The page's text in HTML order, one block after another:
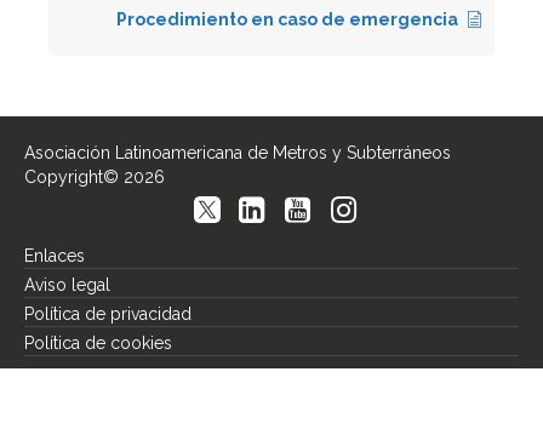
Procedimiento en caso de emergencia
Asociación Latinoamericana de Metros y Subterráneos
Copyright© 2026
Enlaces
Aviso legal
Política de privacidad
Política de cookies